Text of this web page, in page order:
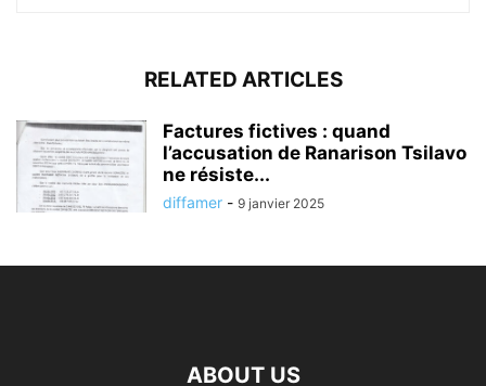
RELATED ARTICLES
Factures fictives : quand
l’accusation de Ranarison Tsilavo
ne résiste...
diffamer - 9 janvier 2025
ABOUT US